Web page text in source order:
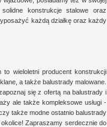
konstrukcje stalowe oraz
każdą działkę oraz każdy
wieloletni producent konstrukcji
a także balustrady malowane.
się z ofertą na balustrady i
ale także kompleksowe usługi -
także modne ostatnio balustrady
Zapraszamy serdecznie do